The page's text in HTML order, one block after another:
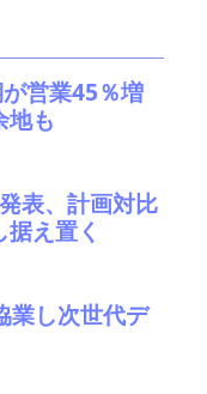
営業45％増
地も
表、計画対比
え置く
業し次世代デ